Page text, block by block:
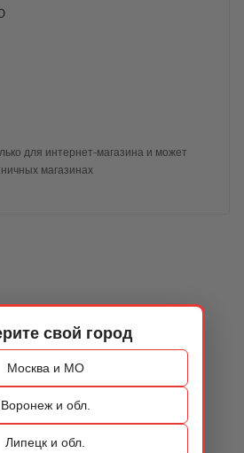
свой город
Москва и МО
Воронеж и обл.
Липецк и обл.
для интернет-магазина и может
магазинах